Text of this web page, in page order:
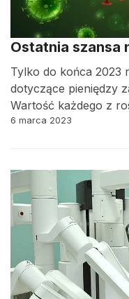
Ostatnia szansa
Tylko do końca 2023
dotyczące pieniędzy
Wartość każdego z
6 marca 2023